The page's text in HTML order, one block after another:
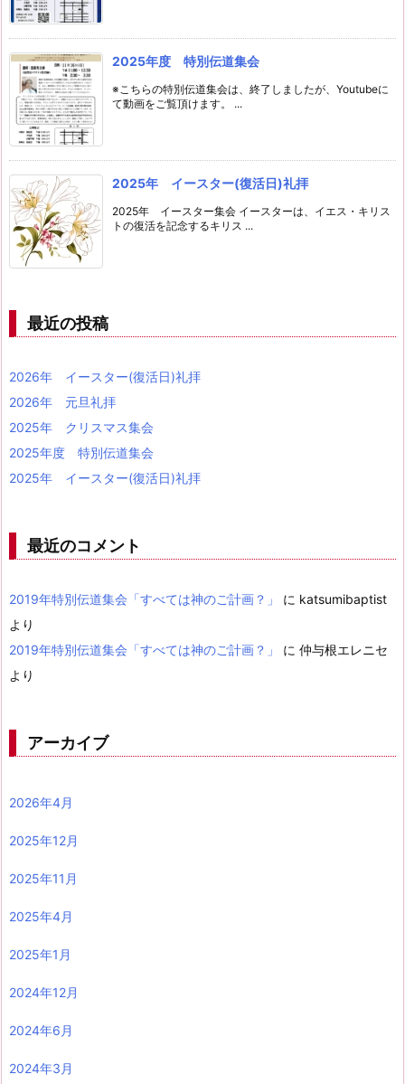
2025年度 特別伝道集会
※こちらの特別伝道集会は、終了しましたが、Youtubeに
て動画をご覧頂けます。 ...
2025年 イースター(復活日)礼拝
2025年 イースター集会 イースターは、イエス・キリス
トの復活を記念するキリス ...
最近の投稿
2026年 イースター(復活日)礼拝
2026年 元旦礼拝
2025年 クリスマス集会
2025年度 特別伝道集会
2025年 イースター(復活日)礼拝
最近のコメント
2019年特別伝道集会「すべては神のご計画？」 に katsumibaptist
より
2019年特別伝道集会「すべては神のご計画？」
に 仲与根エレニセ
より
アーカイブ
2026年4月
2025年12月
2025年11月
2025年4月
2025年1月
2024年12月
2024年6月
2024年3月